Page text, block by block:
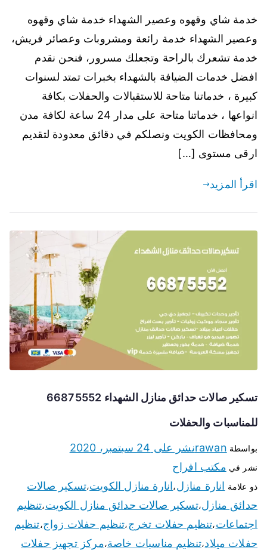
خدمة شاي وقهوه وعصير الشهداء خدمة شاي وقهوه
وعصير الشهداء خدمة رائعة ومشروبات وعصائر فريش،
خدمة تشعرك بالراحة وتجعلك مسرور، فنحن نقدم
افضل خدمات الضيافة بالشهداء بخبرات تمتد لسنوات
كبيرة ، خدماتنا متاحة للاستقبالات والحفلات بكافة
انواعها ، خدماتنا متاحة على مدار 24 ساعة لكافة مدن
ومحافظات الكويت ونصلكم في دقائق معدودة لتقديم
ارقى مستوى […]
اقرأ المزيد
تسكير صالات حدائق منازل الشهداء 66875552
للمناسبات والحفلات
بواسطة rawanنشر على 24 سبتمبر، 2020
نشر في مكتب افراح
ذو علامة انارة منازل،انارة منازل الكويت،تسكير صالات
حدائق منازل،تسكير صالات حدائق منازل الكويت،تنظيم
اجتماعات،تنظيم حفلات تخرج،تنظيم حفلات زواج،تنظيم
حفلات ميلاد،تنظيم مناسبات خاصة،مركز تجهيز حفلات